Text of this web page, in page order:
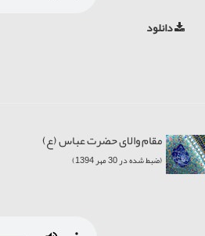
دانلود
مقام والای حضرت عباس (ع)
(ضبط شده در 30 مهر 1394)